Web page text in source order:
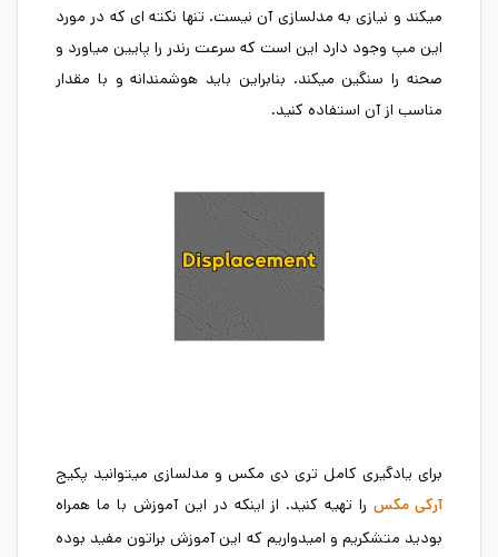
میکند و نیازی به مدلسازی آن نیست. تنها نکته ای که در مورد
این مپ وجود دارد این است که سرعت رندر را پایین میاورد و
صحنه را سنگین میکند. بنابراین باید هوشمندانه و با مقدار
مناسب از آن استفاده کنید.
برای یادگیری کامل تری دی مکس و مدلسازی میتوانید پکیج
آرکی مکسرا تهیه کنید. از اینکه در این آموزش با ما همراه
بودید متشکریم و امیدواریم که این آموزش براتون مفید بوده